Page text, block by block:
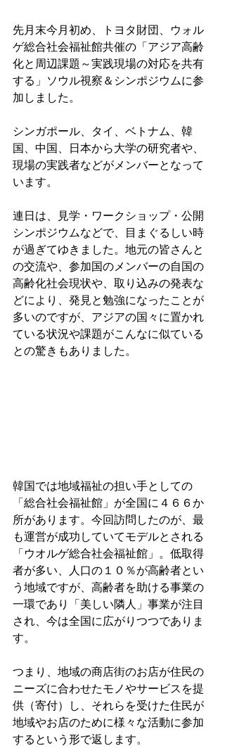
先月末今月初め、トヨタ財団、ウォル
ゲ総合社会福祉館共催の「アジア高齢
化と周辺課題～実践現場の対応を共有
する」ソウル視察＆シンポジウムに参
加しました。
シンガポール、タイ、ベトナム、韓
国、中国、日本から大学の研究者や、
現場の実践者などがメンバーとなって
います。
連日は、見学・ワークショップ・公開
シンポジウムなどで、目まぐるしい時
が過ぎてゆきました。地元の皆さんと
の交流や、参加国のメンバーの自国の
高齢化社会現状や、取り込みの発表な
どにより、発見と勉強になったことが
多いのですが、アジアの国々に置かれ
ている状況や課題がこんなに似ている
との驚きもありました。
韓国では地域福祉の担い手としての
「総合社会福祉館」が全国に４６６か
所があります。今回訪問したのが、最
も運営が成功していてモデルとされる
「ウオルゲ総合社会福祉館」。低取得
者が多い、人口の１０％が高齢者とい
う地域ですが、高齢者を助ける事業の
一環であり「美しい隣人」事業が注目
され、今は全国に広がりつつでありま
す。
つまり、地域の商店街のお店が住民の
ニーズに合わせたモノやサービスを提
供（寄付）し、それらを受けた住民が
地域やお店のために様々な活動に参加
するという形で返します。